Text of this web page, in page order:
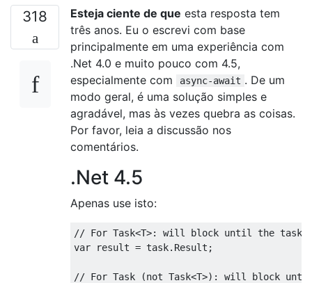
318 Esteja ciente de que esta resposta tem
três anos. Eu o escrevi com base
principalmente em uma experiência com
.Net 4.0 e muito pouco com 4.5,
especialmente com
async-await . De um
modo geral, é uma solução simples e
agradável, mas às vezes quebra as coisas.
Por favor, leia a discussão nos
comentários.
.Net 4.5
Apenas use isto:
// For Task<T>: will block until the task
var result = task. Result ;
// For Task (not Task<T>): will block